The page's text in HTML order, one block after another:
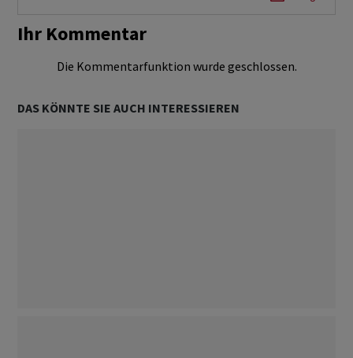
Ihr Kommentar
Die Kommentarfunktion wurde geschlossen.
DAS KÖNNTE SIE AUCH INTERESSIEREN